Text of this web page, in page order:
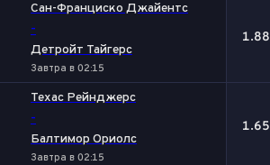
Сан-Франциско Джайентс
-
Детройт Тайгерс
Завтра в 02:15
1.88
Техас Рейнджерс
-
Балтимор Ориолс
Завтра в 02:15
1.65